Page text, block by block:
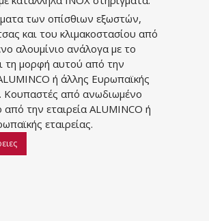
των οπίσθιων εξωστών,
και του κλιμακοστασίου από
αλουμίνιο ανάλογα με το
τη μορφή αυτού από την
ή άλλης Ευρωπαϊκής
Κουπαστές από ανωδιωμένο
από την εταιρεία ALUMINCO ή
εταιρείας.